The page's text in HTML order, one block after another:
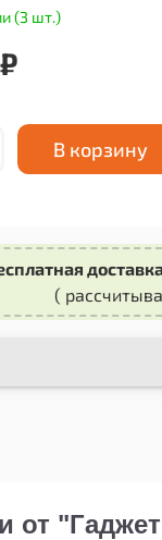
(3 шт.)
В корзину
и легкий вес
Вы можете взять
быть
GX9 mini
службы. Оно
самокатом,
63V 1.1 A
в
вашего
(
от